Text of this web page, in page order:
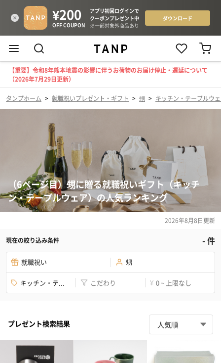
【重要】令和8年熊本地震の影響に伴うお荷物のお届け停止・遅延について
（2026年7月29日更新）
タンプホーム > 就職祝いプレゼント・ギフト > 甥 > キッチン・テーブルウ
（6ページ目）甥に贈る就職祝いギフト（キッチ
ン・テーブルウェア）の人気ランキング
2026年8月8日更新
現在の絞り込み条件 -件
就職祝い 甥
キッチン・テ... こだわり ¥ 0 ~ 上限なし
プレゼント検索結果